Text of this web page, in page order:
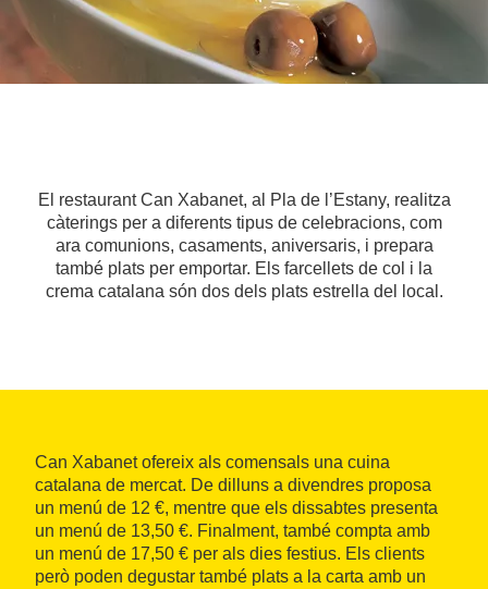
El restaurant Can Xabanet, al Pla de l’Estany, realitza
càterings per a diferents tipus de celebracions, com
ara comunions, casaments, aniversaris, i prepara
també plats per emportar. Els farcellets de col i la
crema catalana són dos dels plats estrella del local.
Can Xabanet ofereix als comensals una cuina
catalana de mercat. De dilluns a divendres proposa
un menú de 12 €, mentre que els dissabtes presenta
un menú de 13,50 €. Finalment, també compta amb
un menú de 17,50 € per als dies festius. Els clients
però poden degustar també plats a la carta amb un